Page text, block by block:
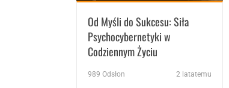
Od Myśli do Sukcesu: Siła
Psychocybernetyki w
Codziennym Życiu
989 Odsłon 2 latatemu